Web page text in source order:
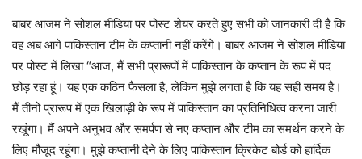
बाबर आजम ने सोशल मीडिया पर पोस्ट शेयर करते हुए सभी को जानकारी दी है कि
वह अब आगे पाकिस्तान टीम के कप्तानी नहीं करेंगे। बाबर आजम ने सोशल मीडिया
पर पोस्ट में लिखा “आज, मैं सभी प्रारूपों में पाकिस्तान के कप्तान के रूप में पद
छोड़ रहा हूं। यह एक कठिन फैसला है, लेकिन मुझे लगता है कि यह सही समय है।
मैं तीनों प्रारूप में एक खिलाड़ी के रूप में पाकिस्तान का प्रतिनिधित्व करना जारी
रखूंगा। मैं अपने अनुभव और समर्पण से नए कप्तान और टीम का समर्थन करने के
लिए मौजूद रहूंगा। मुझे कप्तानी देने के लिए पाकिस्तान क्रिकेट बोर्ड को हार्दिक